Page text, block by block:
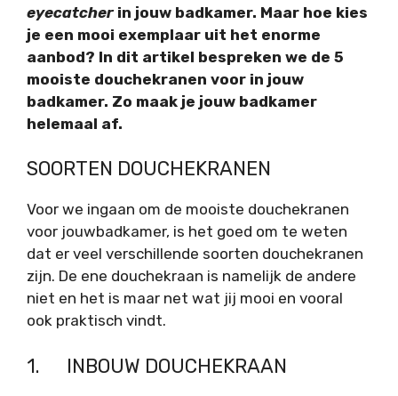
eyecatcherin jouw badkamer. Maar hoe kies
je een mooi exemplaar uit het enorme
aanbod? In dit artikel bespreken we de 5
mooiste douchekranen voor in jouw
badkamer. Zo maak je jouw badkamer
helemaal af.
SOORTEN DOUCHEKRANEN
Voor we ingaan om de mooiste douchekranen
voor jouwbadkamer, is het goed om te weten
dat er veel verschillende soorten douchekranen
zijn. De ene douchekraan is namelijk de andere
niet en het is maar net wat jij mooi en vooral
ook praktisch vindt.
1. INBOUW DOUCHEKRAAN